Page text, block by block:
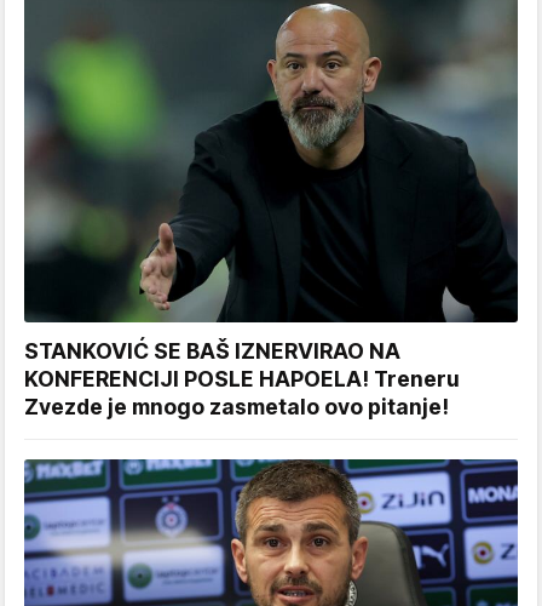
STANKOVIĆ SE BAŠ IZNERVIRAO NA
KONFERENCIJI POSLE HAPOELA! Treneru
Zvezde je mnogo zasmetalo ovo pitanje!